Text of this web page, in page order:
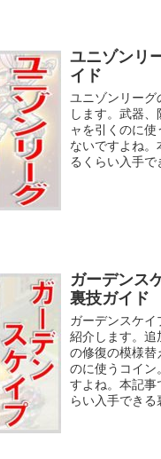
ユニゾンリ
イド
ユニゾンリーグ
します。武器
ャを引くのに使
ないですよね。
るくらい入手で
ガーデンス
裏技ガイド
ガーデンスケ
紹介します。追
の修復の模様替
のに使うコイン
すよね。本記事
らい入手できる